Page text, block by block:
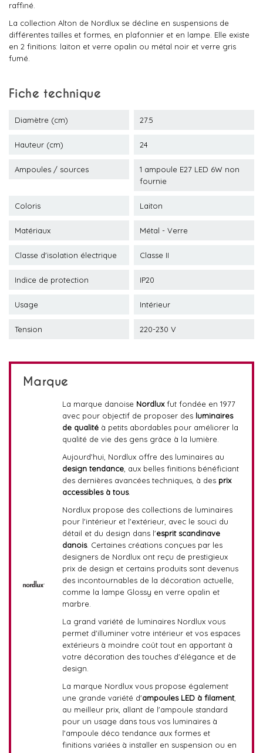
raffiné.
La collection Alton de Nordlux se décline en suspensions de
différentes tailles et formes, en plafonnier et en lampe. Elle existe
en 2 finitions: laiton et verre opalin ou métal noir et verre gris
fumé.
Fiche technique
Diamètre (cm) 27.5
Hauteur (cm) 24
Ampoules / sources
1 ampoule E27 LED 6W non
fournie
Coloris Laiton
Matériaux Métal - Verre
Classe d'isolation électrique Classe II
Indice de protection IP20
Usage Intérieur
Tension 220-230 V
Marque
La marque danoise Nordluxfut fondée en 1977
avec pour objectif de proposer des luminaires
de qualitéà petits abordables pour améliorer la
qualité de vie des gens grâce à la lumière.
Aujourd'hui, Nordlux offre des luminaires au
design tendance, aux belles finitions bénéficiant
des dernières avancées techniques, à des prix
accessibles à tous.
Nordlux propose des collections de luminaires
pour l'intérieur et l'extérieur, avec le souci du
détail et du design dans l'esprit scandinave
danois. Certaines créations conçues par les
designers de Nordlux ont reçu de prestigieux
prix de design et certains produits sont devenus
des incontournables de la décoration actuelle,
comme la lampe Glossy en verre opalin et
marbre.
La grand variété de luminaires Nordlux vous
permet d'illuminer votre intérieur et vos espaces
extérieurs à moindre coût tout en apportant à
votre décoration des touches d'élégance et de
design.
La marque Nordlux vous propose également
une grande variété d'ampoules LED à filament,
au meilleur prix, allant de l'ampoule standard
pour un usage dans tous vos luminaires à
l'ampoule déco tendance aux formes et
finitions variées à installer en suspension ou en